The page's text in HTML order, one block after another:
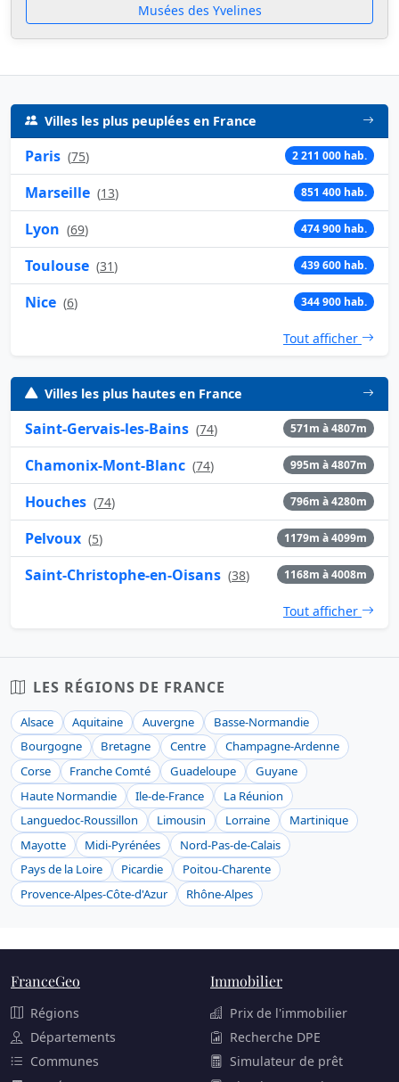
Musées des Yvelines
Villes les plus peuplées en France
Paris (75) 2 211 000 hab.
Marseille (13) 851 400 hab.
Lyon (69) 474 900 hab.
Toulouse (31) 439 600 hab.
Nice (6) 344 900 hab.
Tout afficher
Villes les plus hautes en France
Saint-Gervais-les-Bains (74) 571m à 4807m
Chamonix-Mont-Blanc (74) 995m à 4807m
Houches (74) 796m à 4280m
Pelvoux (5) 1179m à 4099m
Saint-Christophe-en-Oisans (38) 1168m à 4008m
Tout afficher
LES RÉGIONS DE FRANCE
Alsace Aquitaine Auvergne
Basse-Normandie
Bourgogne
Bretagne Centre
Champagne-Ardenne
Corse
Franche Comté Guadeloupe
Guyane
Haute Normandie
Ile-de-France
La Réunion
Languedoc-Roussillon
Limousin Lorraine
Martinique
Mayotte
Midi-Pyrénées
Nord-Pas-de-Calais
Pays de la Loire
Picardie
Poitou-Charente
Provence-Alpes-Côte-d'Azur
Rhône-Alpes
FranceGeo
Régions
Départements
Communes
Immobilier
Prix de l'immobilier
Recherche DPE
Simulateur de prêt